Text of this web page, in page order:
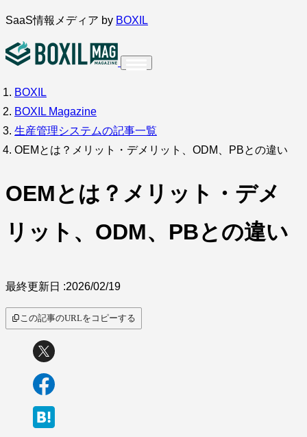
内
を
キ
ッ
プ
SaaS情報メディア by BOXIL
インタビュー
サービス比較 キーワードから探す
SaaS情報メディア by
BOXIL
BOXIL Magazine
生産管理システムの記事一覧
OEMとは？メリット・デメリット、ODM、PBとの違い
OEMとは？メリット・デメ
リット、ODM、PBとの違い
最終更新日 :2026/02/19
この記事のURLをコピーする